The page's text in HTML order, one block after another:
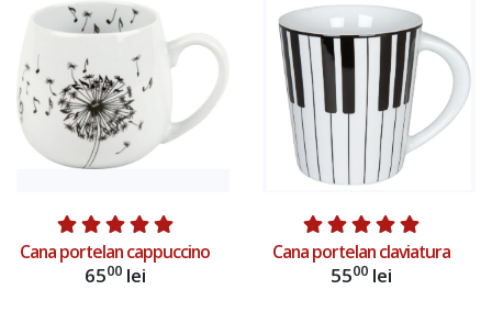
Cana portelan cappuccino
6500lei
Cana portelan claviatura
5500lei
Adauga in cos Adauga in cos